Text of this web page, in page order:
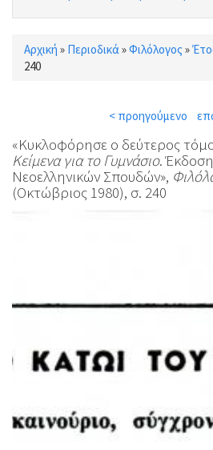
Είστε εδώ
Αρχική » Περιοδικά»Φιλόλογος »
240
< προηγούμενο
«Κυκλοφόρησε ο δεύτερος
Κείμενα για το Γυμνάσιο.
Νεοελληνικών Σπουδών»,
(Οκτώβριος 1980), σ. 240